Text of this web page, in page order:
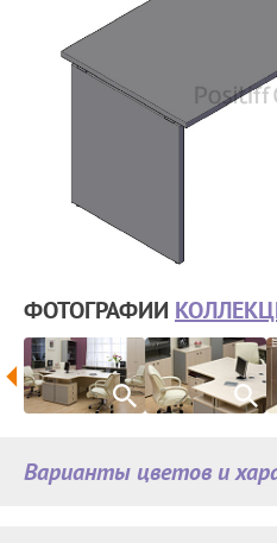
ФОТОГРАФИИ
Варианты цветов и